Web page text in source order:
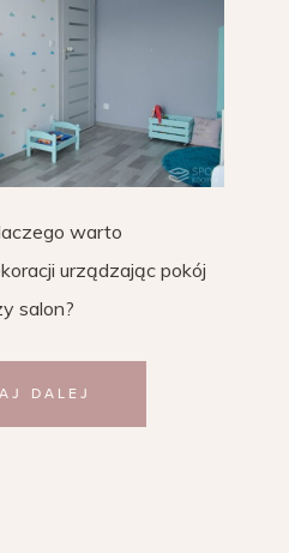
warto
urządzając pokój
salon?
DALEJ